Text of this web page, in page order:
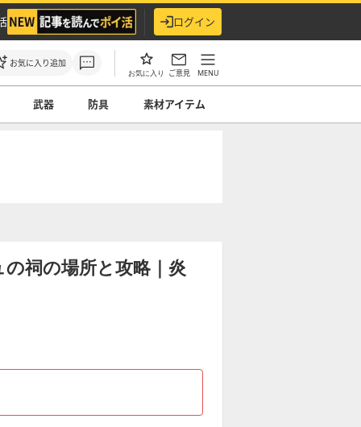
ログイン
お気に入り追加
お気に入り ご意見 MENU
武器 防具 素材アイテム
祠の場所と攻略｜炎